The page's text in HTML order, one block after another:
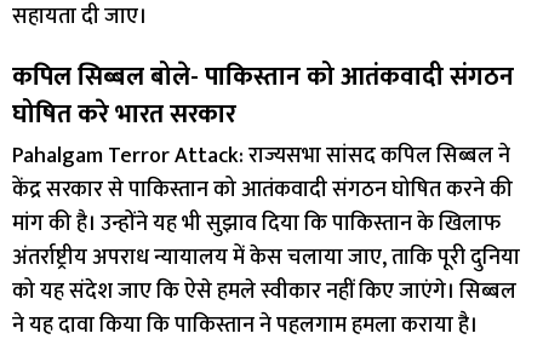
सहायता दी जाए।
कपिल सिब्बल बोले- पाकिस्तान को आतंकवादी संगठन
घोषित करे भारत सरकार
Pahalgam Terror Attack: राज्यसभा सांसद कपिल सिब्बल ने
केंद्र सरकार से पाकिस्तान को आतंकवादी संगठन घोषित करने की
मांग की है। उन्होंने यह भी सुझाव दिया कि पाकिस्तान के खिलाफ
अंतर्राष्ट्रीय अपराध न्यायालय में केस चलाया जाए, ताकि पूरी दुनिया
को यह संदेश जाए कि ऐसे हमले स्वीकार नहीं किए जाएंगे। सिब्बल
ने यह दावा किया कि पाकिस्तान ने पहलगाम हमला कराया है।